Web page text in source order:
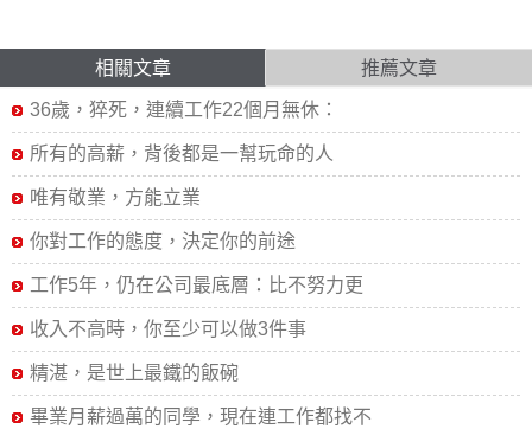
相關文章 推薦文章
36歲，猝死，連續工作22個月無休：
所有的高薪，背後都是一幫玩命的人
唯有敬業，方能立業
你對工作的態度，決定你的前途
工作5年，仍在公司最底層：比不努力更
收入不高時，你至少可以做3件事
精湛，是世上最鐵的飯碗
畢業月薪過萬的同學，現在連工作都找不